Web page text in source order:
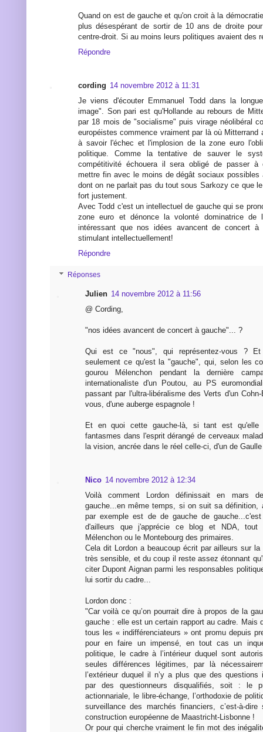
Quand on est de gauche et qu'on croit à la
plus désespérant de sortir de 10 ans de droite
centre-droit. Si au moins leurs politiques avaient des
Répondre
cording 14 novembre 2012 à 11:31
Je viens d'écouter Emmanuel Todd dans la
image". Son pari est qu'Hollande au rebours de
par 18 mois de "socialisme" puis virage néolibéral
européistes commence vraiment par là où Mitterrand
à savoir l'échec et l'implosion de la zone euro
politique. Comme la tentative de sauver le
compétitivité échouera il sera obligé de passer à
mettre fin avec le moins de dégât sociaux possibles
dont on ne parlait pas du tout sous Sarkozy ce que
fort justement.
Avec Todd c'est un intellectuel de gauche qui se
zone euro et dénonce la volonté dominatrice de
intéressant que nos idées avancent de concert à
stimulant intellectuellement!
Répondre
Réponses
Julien 14 novembre 2012 à 11:56
@ Cording,
"nos idées avancent de concert à gauche"... ?
Qui est ce "nous", qui représentez-vous ? Et
seulement ce qu'est la "gauche", qui, selon les
gourou Mélenchon pendant la dernière
internationaliste d'un Poutou, au PS
passant par l'ultra-libéralisme des Verts d'un
vous, d'une auberge espagnole !
Et en quoi cette gauche-là, si tant est qu'elle
fantasmes dans l'esprit dérangé de cerveaux
la vision, ancrée dans le réel celle-ci, d'un de
Nico 14 novembre 2012 à 12:34
Voilà comment Lordon définissait en mars
gauche...en même temps, si on suit sa définition,
par exemple est de de gauche de
d'ailleurs que j'apprécie ce blog et NDA, tout
Mélenchon ou le Montebourg des primaires.
Cela dit Lordon a beaucoup écrit par ailleurs sur
très sensible, et du coup il reste assez étonnant
citer Dupont Aignan parmi les responsables
lui sortir du cadre...
Lordon donc :
"Car voilà ce qu’on pourrait dire à propos de la
gauche : elle est un certain rapport au cadre. Mais
tous les « indifférenciateurs » ont promu depuis
pour en faire un impensé, en tout cas un
politique, le cadre à l’intérieur duquel sont
seules différences légitimes, par là
l’extérieur duquel il n’y a plus que des questions
par des questionneurs disqualifiés, soit : le
actionnariale, le libre-échange, l’orthodoxie de
surveillance des marchés financiers, c’est-à-
construction européenne de Maastricht-Lisbonne !
Or pour qui cherche vraiment le fin mot des